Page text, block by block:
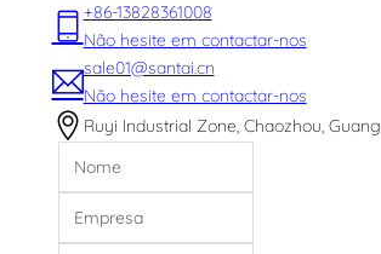
+86-13828361008
Não hesite em contactar-nos
sale01@santai.cn
Não hesite em contactar-nos
Ruyi Industrial Zone, Chaozhou,